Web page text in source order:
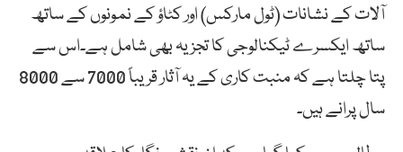
آلات کے نشانات (ٹول مارکس) اور کٹاؤ کے نمونوں کے ساتھ
ساتھ ایکسرے ٹیکنالوجی کا تجزیہ بھی شامل ہے۔اس سے
پتا چلتا ہے کہ منبت کاری کے یہ آثار قریباً 7000 سے 8000
سال پرانے ہیں۔